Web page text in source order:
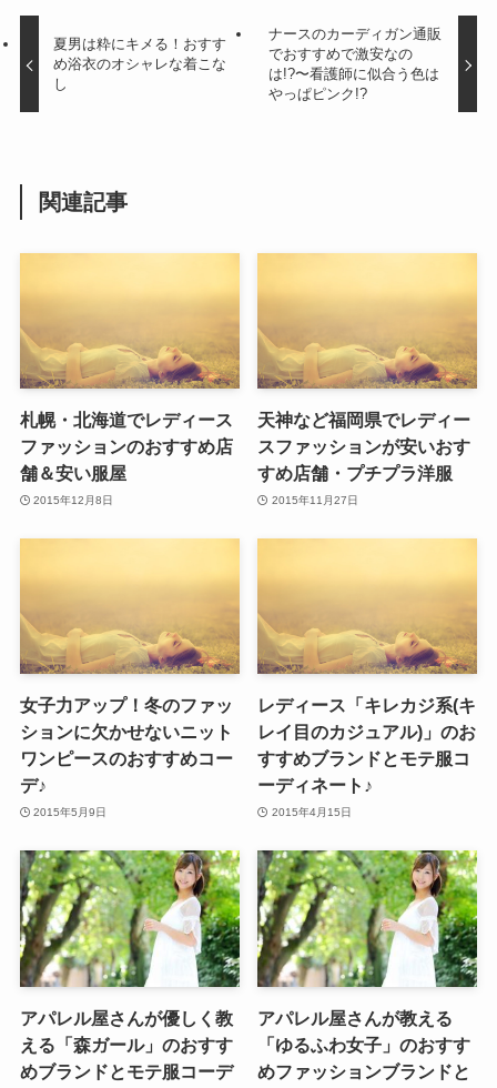
夏男は粋にキメる！おすす
め浴衣のオシャレな着こな
し
ナースのカーディガン通販
でおすすめで激安なの
は!?〜看護師に似合う色は
やっぱピンク!?
関連記事
札幌・北海道でレディース
ファッションのおすすめ店
舗＆安い服屋
2015年12月8日
天神など福岡県でレディー
スファッションが安いおす
すめ店舗・プチプラ洋服
2015年11月27日
女子力アップ！冬のファッ
ションに欠かせないニット
ワンピースのおすすめコー
デ♪
2015年5月9日
レディース「キレカジ系(キ
レイ目のカジュアル)」のお
すすめブランドとモテ服コ
ーディネート♪
2015年4月15日
アパレル屋さんが優しく教
える「森ガール」のおすす
めブランドとモテ服コーデ
アパレル屋さんが教える
「ゆるふわ女子」のおすす
めファッションブランドと